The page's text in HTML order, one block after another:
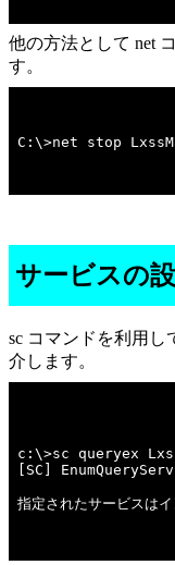
他の方法として net
す。
C:\>net stop
サービスの
sc コマンドを利用し
介します。
c:\>sc queryex
[SC]
指定されたサービスは